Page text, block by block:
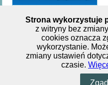
Miejsko-Gminna
Listopada 62,
Joomla template
Strona wykorzystuje
z witryny bez
cookies oznacza
wykorzystanie.
zmiany ustawień
czasie.